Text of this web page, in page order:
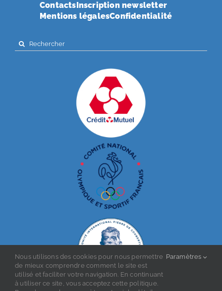
ContactsInscription newsletter
Mentions légalesConfidentialité
Search
for:
Nous utilisons des cookies pour nous permettre
de mieux comprendre comment le site est
utilisé et faciliter votre navigation. En continuant
à utiliser ce site, vous acceptez cette politique.
Paramètres